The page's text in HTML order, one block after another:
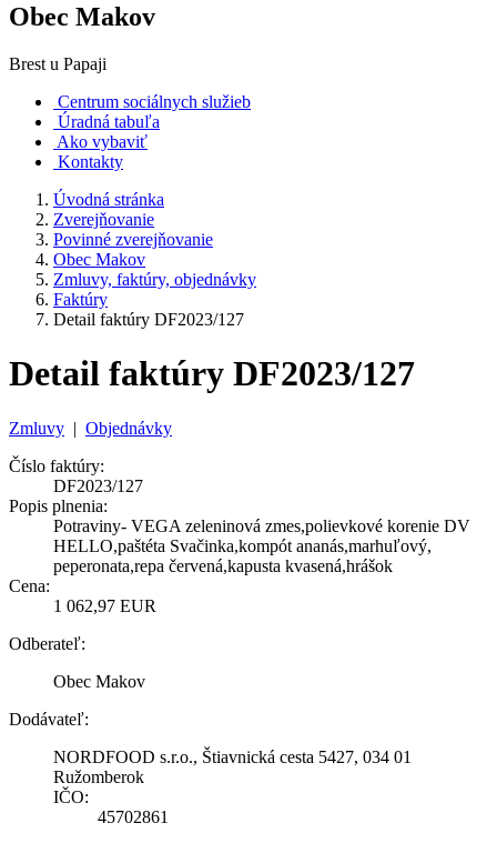
Obec Makov
Brest u Papaji
Centrum sociálnych služieb
Úradná tabuľa
Ako vybaviť
Kontakty
Úvodná stránka
Zverejňovanie
Povinné zverejňovanie
Obec Makov
Zmluvy, faktúry, objednávky
Faktúry
Detail faktúry DF2023/127
Detail faktúry DF2023/127
Zmluvy | Objednávky
Číslo faktúry:
DF2023/127
Popis plnenia:
Potraviny- VEGA zeleninová zmes,polievkové korenie DV
HELLO,paštéta Svačinka,kompót ananás,marhuľový,
peperonata,repa červená,kapusta kvasená,hrášok
Cena:
1 062,97 EUR
Odberateľ:
Obec Makov
Dodávateľ:
NORDFOOD s.r.o., Štiavnická cesta 5427, 034 01
Ružomberok
IČO:
45702861